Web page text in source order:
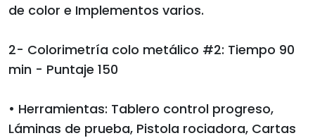
de color e Implementos varios.
2- Colorimetría colo metálico #2: Tiempo 90
min - Puntaje 150
• Herramientas: Tablero control progreso,
Láminas de prueba, Pistola rociadora, Cartas